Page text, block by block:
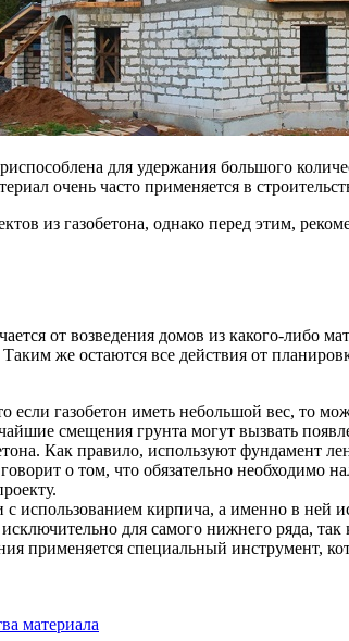
для удержания большого
очень часто применяется в
из газобетона, однако перед этим,
от возведения домов из какого-либо
же остаются все действия от
газобетон иметь небольшой вес, то
смещения грунта могут вызвать
Как правило, используют фундамент
о том, что обязательно
использованием кирпича, а именно в ней
для самого нижнего ряда,
применяется специальный инструмент,
материала